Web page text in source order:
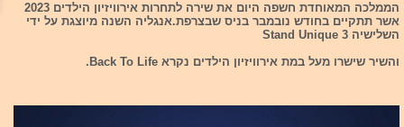
הממלכה המאוחדת חשפה היום את שירה לתחרות אירוויזיון הילדים 2023
אשר תתקיים בחודש נובמבר בניס שבצרפת.אנגליה השנה מיוצגת על ידי
השלישיה Stand Unique 3
והשיר שישרו מעל במת אירוויזיון הילדים נקרא Back To Life.